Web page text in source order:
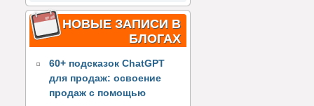
НОВЫЕ ЗАПИСИ В
БЛОГАХ
60+ подсказок ChatGPT
для продаж: освоение
продаж с помощью